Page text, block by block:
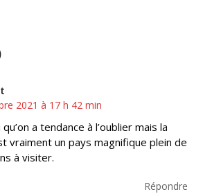
2021 à 17 h 42 min
qu’on a tendance à l’oublier mais la
vraiment un pays magnifique plein de
à visiter.
Répondre